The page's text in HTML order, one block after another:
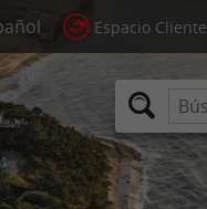
Espacio Cliente